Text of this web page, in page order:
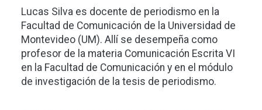
Lucas Silva es docente de periodismo en la
Facultad de Comunicación de la Universidad de
Montevideo (UM). Allí se desempeña como
profesor de la materia Comunicación Escrita VI
en la Facultad de Comunicación y en el módulo
de investigación de la tesis de periodismo.